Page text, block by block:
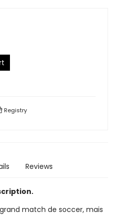
Registry
Reviews
match de soccer, mais